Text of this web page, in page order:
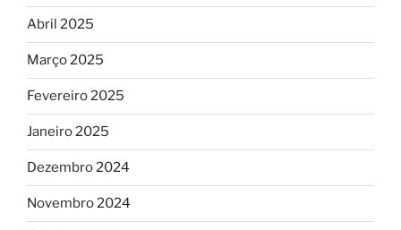
Abril 2025
Março 2025
Fevereiro 2025
Janeiro 2025
Dezembro 2024
Novembro 2024